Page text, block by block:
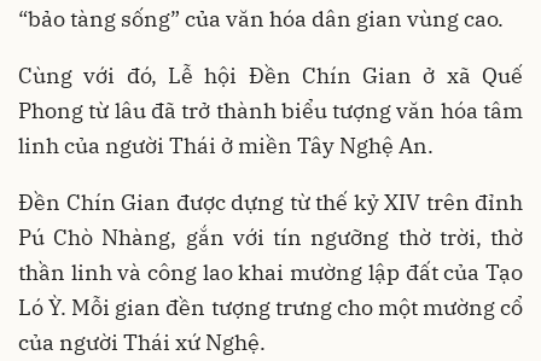
“bảo tàng sống” của văn hóa dân gian vùng cao.
Cùng với đó, Lễ hội Đền Chín Gian ở xã Quế
Phong từ lâu đã trở thành biểu tượng văn hóa tâm
linh của người Thái ở miền Tây Nghệ An.
Đền Chín Gian được dựng từ thế kỷ XIV trên đỉnh
Pú Chò Nhàng, gắn với tín ngưỡng thờ trời, thờ
thần linh và công lao khai mường lập đất của Tạo
Ló Ỳ. Mỗi gian đền tượng trưng cho một mường cổ
của người Thái xứ Nghệ.